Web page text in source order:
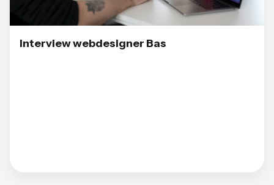
Interview webdesigner Bas